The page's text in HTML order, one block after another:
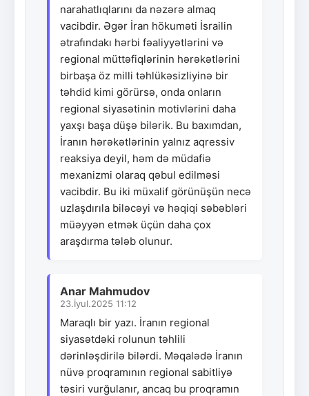
narahatlıqlarını da nəzərə almaq
vacibdir. Əgər İran hökuməti İsrailin
ətrafındakı hərbi fəaliyyətlərini və
regional müttəfiqlərinin hərəkətlərini
birbaşa öz milli təhlükəsizliyinə bir
təhdid kimi görürsə, onda onların
regional siyasətinin motivlərini daha
yaxşı başa düşə bilərik. Bu baxımdan,
İranın hərəkətlərinin yalnız aqressiv
reaksiya deyil, həm də müdafiə
mexanizmi olaraq qəbul edilməsi
vacibdir. Bu iki müxalif görünüşün necə
uzlaşdırıla biləcəyi və həqiqi səbəbləri
müəyyən etmək üçün daha çox
araşdırma tələb olunur.
Anar Mahmudov
23.İyul.2025 11:12
Maraqlı bir yazı. İranın regional
siyasətdəki rolunun təhlili
dərinləşdirilə bilərdi. Məqalədə İranın
nüvə proqramının regional sabitliyə
təsiri vurğulanır, ancaq bu proqramın